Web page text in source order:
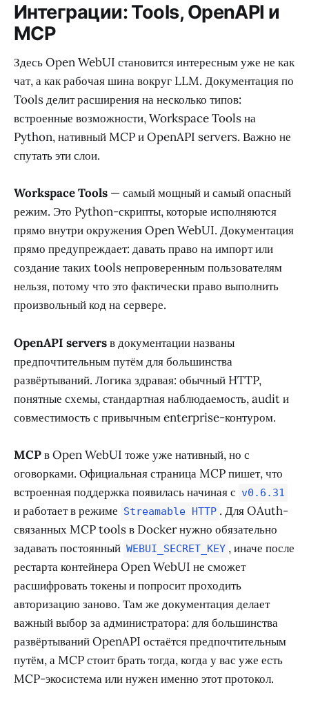
Интеграции: Tools, OpenAPI и
MCP
Здесь Open WebUI становится интересным уже не как
чат, а как рабочая шина вокруг LLM. Документация по
Tools делит расширения на несколько типов:
встроенные возможности, Workspace Tools на
Python, нативный MCP и OpenAPI servers. Важно не
спутать эти слои.
Workspace Tools — самый мощный и самый опасный
режим. Это Python-скрипты, которые исполняются
прямо внутри окружения Open WebUI. Документация
прямо предупреждает: давать право на импорт или
создание таких tools непроверенным пользователям
нельзя, потому что это фактически право выполнить
произвольный код на сервере.
OpenAPI serversв документации названы
предпочтительным путём для большинства
развёртываний. Логика здравая: обычный HTTP,
понятные схемы, стандартная наблюдаемость, audit и
совместимость с привычным enterprise-контуром.
MCPв Open WebUI тоже уже нативный, но с
оговорками. Официальная страница MCP пишет, что
встроенная поддержка появилась начиная с v0.6.31
и работает в режиме Streamable HTTP . Для OAuth-
связанных MCP tools в Docker нужно обязательно
задавать постоянный WEBUI_SECRET_KEY , иначе после
рестарта контейнера Open WebUI не сможет
расшифровать токены и попросит проходить
авторизацию заново. Там же документация делает
важный выбор за администратора: для большинства
развёртываний OpenAPI остаётся предпочтительным
путём, а MCP стоит брать тогда, когда у вас уже есть
MCP-экосистема или нужен именно этот протокол.